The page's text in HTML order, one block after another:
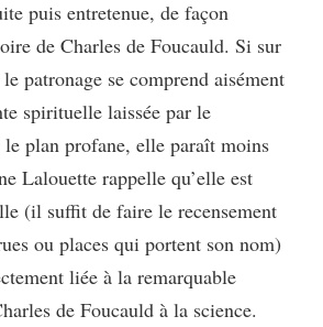
puis entretenue, de façon
de Charles de Foucauld. Si sur
patronage se comprend aisément
spirituelle laissée par le
plan profane, elle paraît moins
Lalouette rappelle qu’elle est
(il suffit de faire le recensement
ou places qui portent son nom)
liée à la remarquable
de Foucauld à la science.